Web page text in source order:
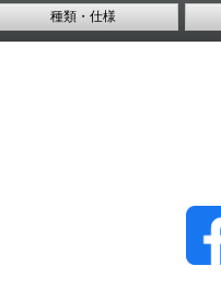
種類・仕様